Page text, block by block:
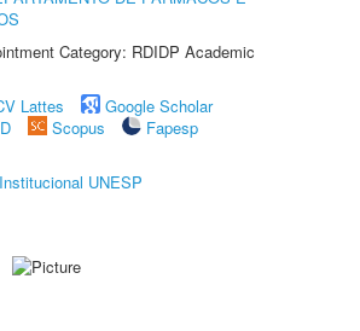
Category: RDIDP Academic
Lattes
Google Scholar
Scopus
Fapesp
UNESP